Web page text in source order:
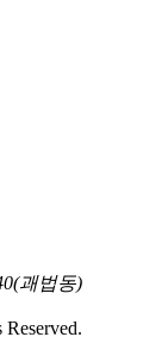
괘법동)